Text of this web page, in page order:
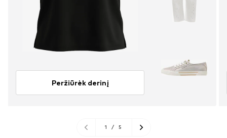
Peržiūrėk derinį
1 / 5